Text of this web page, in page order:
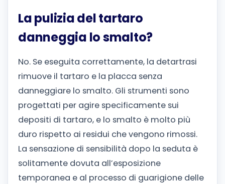
La pulizia del tartaro
danneggia lo smalto?
No. Se eseguita correttamente, la detartrasi
rimuove il tartaro e la placca senza
danneggiare lo smalto. Gli strumenti sono
progettati per agire specificamente sui
depositi di tartaro, e lo smalto è molto più
duro rispetto ai residui che vengono rimossi.
La sensazione di sensibilità dopo la seduta è
solitamente dovuta all’esposizione
temporanea e al processo di guarigione delle